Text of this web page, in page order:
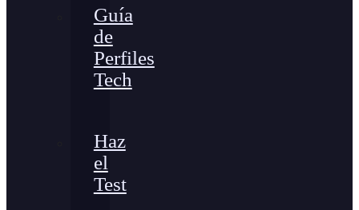
Guía
de
Perfiles
Tech
Haz
el
Test